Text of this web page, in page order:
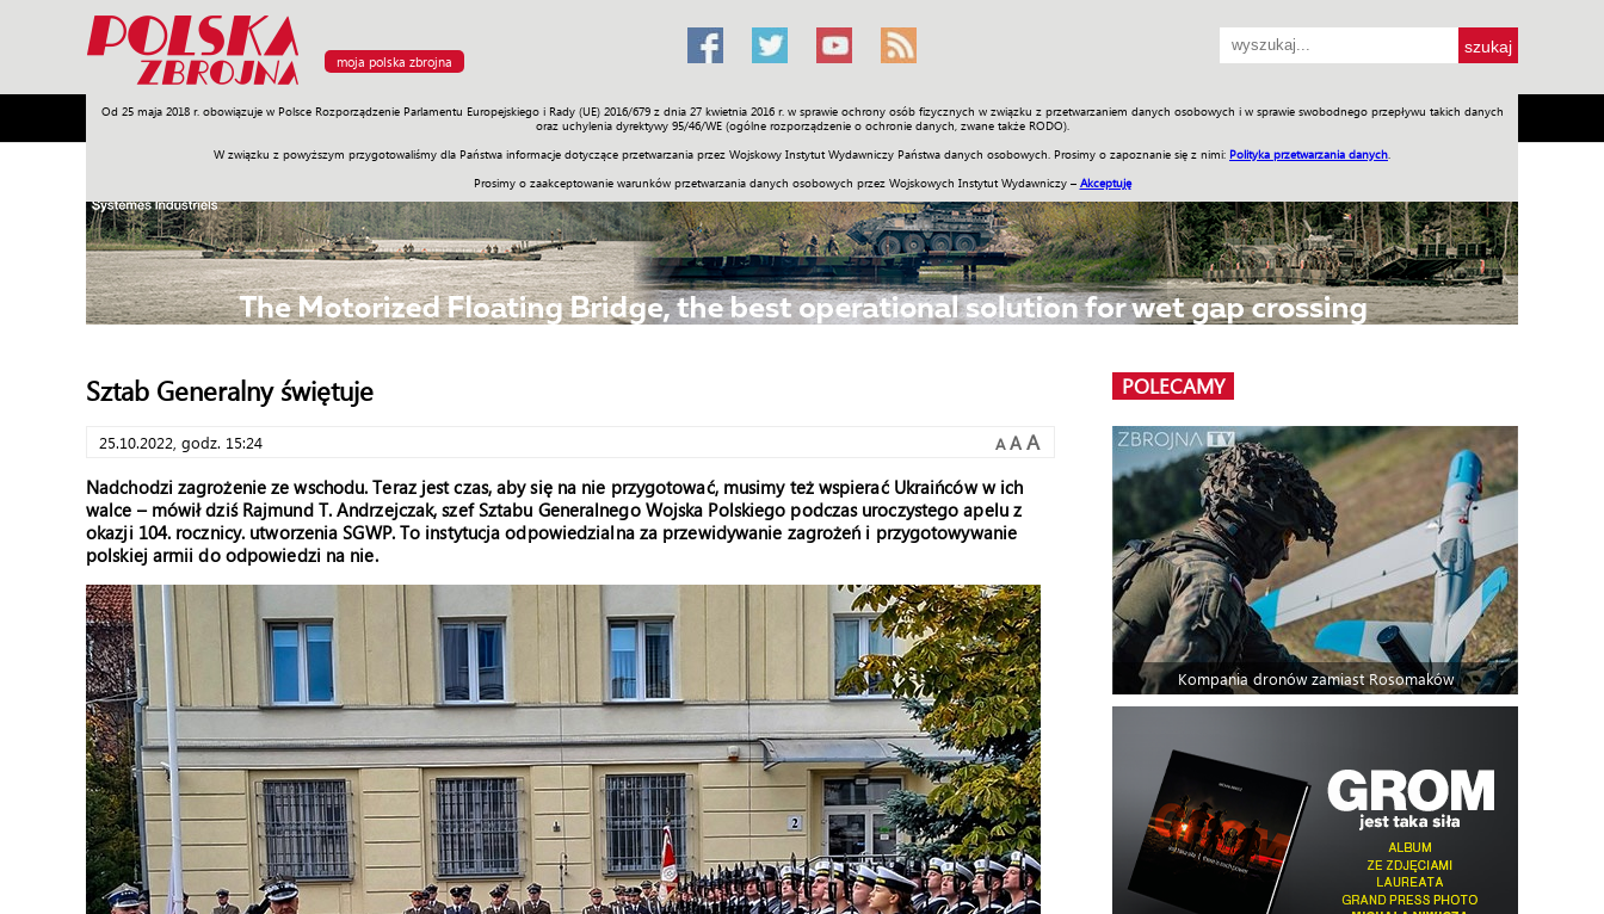
moja polska zbrojna
Od 25 maja 2018 r. obowiązuje w Polsce Rozporządzenie Parlamentu Europejskiego i Rady (UE) 2016/679 z dnia 27 kwietnia 2016 r. w sprawie ochrony osób fizycznych w związku z przetwarzaniem danych osobowych i w sprawie swobodnego przepływu takich danych
oraz uchylenia dyrektywy 95/46/WE (ogólne rozporządzenie o ochronie danych, zwane także RODO).
W związku z powyższym przygotowaliśmy dla Państwa informacje dotyczące przetwarzania przez Wojskowy Instytut Wydawniczy Państwa danych osobowych. Prosimy o zapoznanie się z nimi: Polityka przetwarzania danych
Prosimy o zaakceptowanie warunków przetwarzania danych osobowych przez Wojskowych Instytut Wydawniczy – Akceptuję
Armia Poligon Sprzęt Misje Polityka Prawo Świat Społeczność Sport Historia Galerie Wideo ENGLISH SKLEP Jednodniówki Praca w WIW
Sztab Generalny świętuje
25.10.2022, godz. 15:24 A A A
Nadchodzi zagrożenie ze wschodu. Teraz jest czas, aby się na nie przygotować, musimy też wspierać Ukraińców w ich
walce – mówił dziś Rajmund T. Andrzejczak, szef Sztabu Generalnego Wojska Polskiego podczas uroczystego apelu z
okazji 104. rocznicy. utworzenia SGWP. To instytucja odpowiedzialna za przewidywanie zagrożeń i przygotowywanie
polskiej armii do odpowiedzi na nie.
POLECAMY
Kompania dronów zamiast Rosomaków